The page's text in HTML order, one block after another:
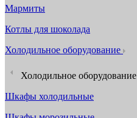
Мармиты
Котлы для шоколада
Холодильное оборудование
Холодильное оборудование
Шкафы холодильные